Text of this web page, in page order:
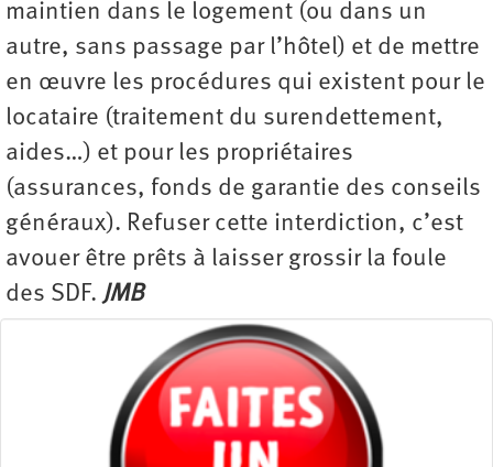
maintien dans le logement (ou dans un
autre, sans passage par l’hôtel) et de mettre
en œuvre les procédures qui existent pour le
locataire (traitement du surendettement,
aides…) et pour les propriétaires
(assurances, fonds de garantie des conseils
généraux). Refuser cette interdiction, c’est
avouer être prêts à laisser grossir la foule
des SDF. JMB